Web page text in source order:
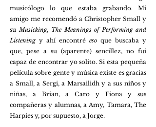
musicólogo lo que estaba grabando. Mi
amigo me recomendó a Christopher Small y
suMusicking, The Meanings of Performing and
Listening y ahí encontré eso que buscaba y
que, pese a su (aparente) sencillez, no fui
capaz de encontrar yo solito. Si esta pequeña
película sobre gente y música existe es gracias
a Small, a Sergi, a Marsailidh y a sus niños y
niñas, a Brian, a Caro y Fiona y sus
compañeras y alumnas, a Amy, Tamara, The
Harpies y, por supuesto, a Jorge.